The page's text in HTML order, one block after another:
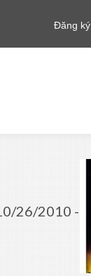
Đăng ký
26/2010 -